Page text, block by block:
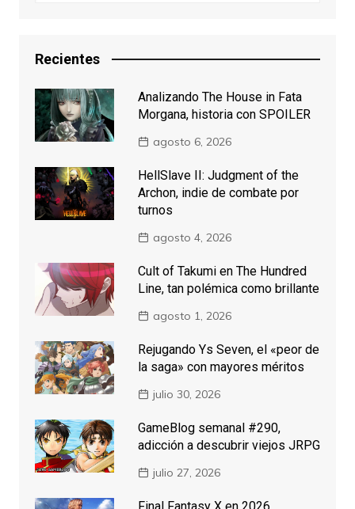
Recientes
Analizando The House in Fata
Morgana, historia con SPOILER
agosto 6, 2026
HellSlave II: Judgment of the
Archon, indie de combate por
turnos
agosto 4, 2026
Cult of Takumi en The Hundred
Line, tan polémica como brillante
agosto 1, 2026
Rejugando Ys Seven, el «peor de
la saga» con mayores méritos
julio 30, 2026
GameBlog semanal #290,
adicción a descubrir viejos JRPG
julio 27, 2026